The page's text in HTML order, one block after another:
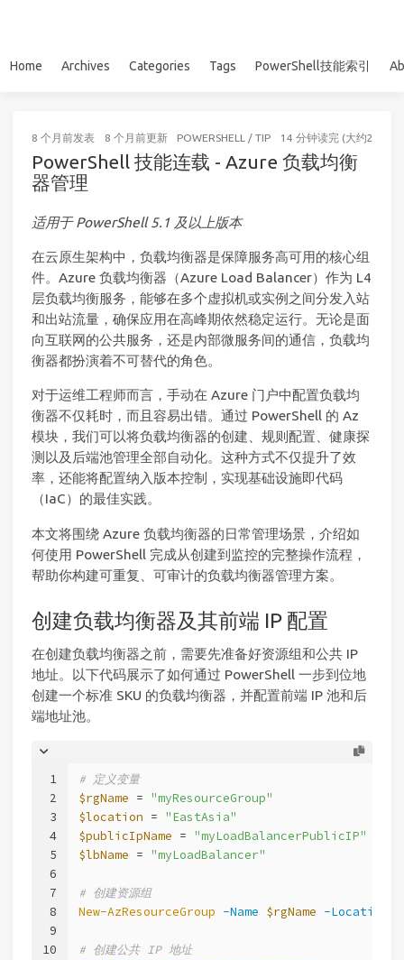
Home Archives Categories Tags PowerShell技能索引
8 个月前发表 8 个月前更新 POWERSHELL / TIP 14 分钟读完 (大约2062
PowerShell 技能连载 - Azure 负载均衡
器管理
适用于 PowerShell 5.1 及以上版本
在云原生架构中，负载均衡器是保障服务高可用的核心组
件。Azure 负载均衡器（Azure Load Balancer）作为 L4
层负载均衡服务，能够在多个虚拟机或实例之间分发入站
和出站流量，确保应用在高峰期依然稳定运行。无论是面
向互联网的公共服务，还是内部微服务间的通信，负载均
衡器都扮演着不可替代的角色。
对于运维工程师而言，手动在 Azure 门户中配置负载均
衡器不仅耗时，而且容易出错。通过 PowerShell 的 Az
模块，我们可以将负载均衡器的创建、规则配置、健康探
测以及后端池管理全部自动化。这种方式不仅提升了效
率，还能将配置纳入版本控制，实现基础设施即代码
（IaC）的最佳实践。
本文将围绕 Azure 负载均衡器的日常管理场景，介绍如
何使用 PowerShell 完成从创建到监控的完整操作流程，
帮助你构建可重复、可审计的负载均衡器管理方案。
创建负载均衡器及其前端 IP 配置
在创建负载均衡器之前，需要先准备好资源组和公共 IP
地址。以下代码展示了如何通过 PowerShell 一步到位地
创建一个标准 SKU 的负载均衡器，并配置前端 IP 池和后
端地址池。
1
2
3
4
5
6
7
8
9
10
# 定义变量
$rgName = "myResourceGroup"
$location = "EastAsia"
$publicIpName = "myLoadBalancerPublicIP"
$lbName = "myLoadBalancer"
# 创建资源组
New-AzResourceGroup -Name $rgName -Location
# 创建公共 IP 地址